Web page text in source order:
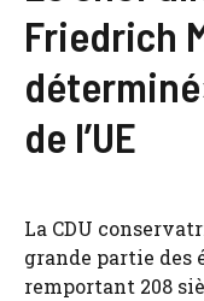
Friedrich
de l’UE
La CDU
grande partie des
remportant 208